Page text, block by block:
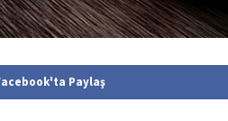
Paylaş